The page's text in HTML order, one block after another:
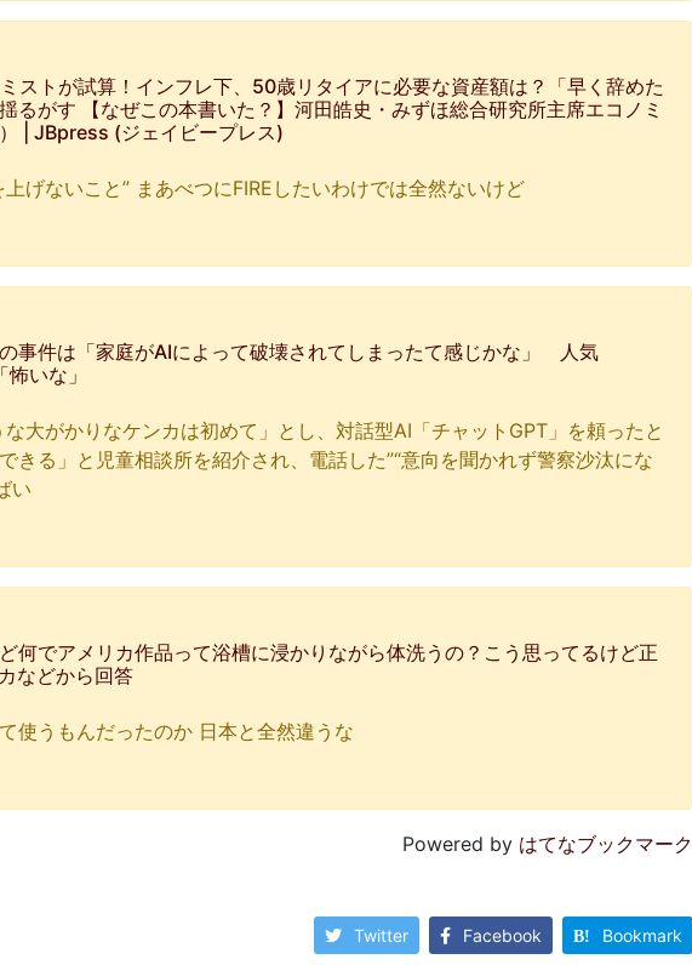
ストが試算！インフレ下、50歳リタイアに必要な資産額は？「早く辞めた
るがす 【なぜこの本書いた？】河田皓史・みずほ総合研究所主席エコノミ
| JBpress (ジェイビープレス)
げないこと” まあべつにFIREしたいわけでは全然ないけど
事件は「家庭がAIによって破壊されてしまったて感じかな」 人気
いな」
な大がかりなケンカは初めて」とし、対話型AI「チャットGPT」を頼ったと
きる」と児童相談所を紹介され、電話した”“意向を聞かれず警察沙汰にな
い
何でアメリカ作品って浴槽に浸かりながら体洗うの？こう思ってるけど正
などから回答
使うもんだったのか 日本と全然違うな
Powered by はてなブックマーク
Twitter Facebook Bookmark